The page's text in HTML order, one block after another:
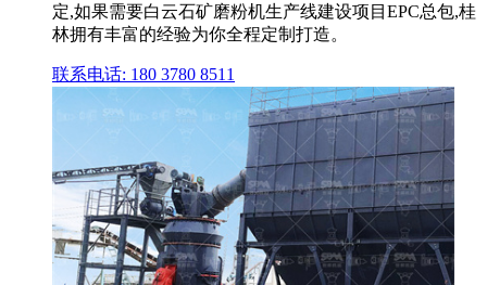
定,如果需要白云石矿磨粉机生产线建设项目EPC总包,桂
林拥有丰富的经验为你全程定制打造。
联系电话: 180 3780 8511